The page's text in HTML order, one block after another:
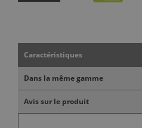
Caractéristiques
Dans la même gamme
Avis sur le produit